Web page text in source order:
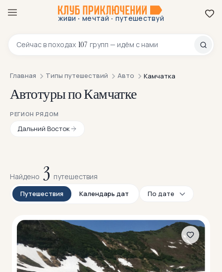
живи · мечтай · путешествуй
Сейчас в походах 107 групп — идём с нами
8 800 200-70-23
Главная Типы путешествий Авто Камчатка
Автотуры по Камчатке
РЕГИОН РЯДОМ
Дальний Восток
Найдено 3 путешествия
Путешествия Календарь дат